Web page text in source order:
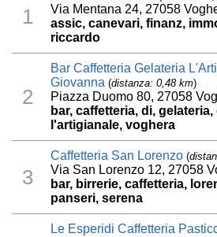
1
Via Mentana 24, 27058
assic, canevari, finanz,
riccardo
2
Bar Caffetteria Gelateria
Giovanna (distanza: 0,48 km)
Piazza Duomo 80, 27058
bar, caffetteria, di,
l'artigianale, voghera
3
Caffetteria San Lorenzo (
Via San Lorenzo 12, 27058
bar, birrerie, caffetteria,
panseri, serena
Le Esperidi Caffetteria